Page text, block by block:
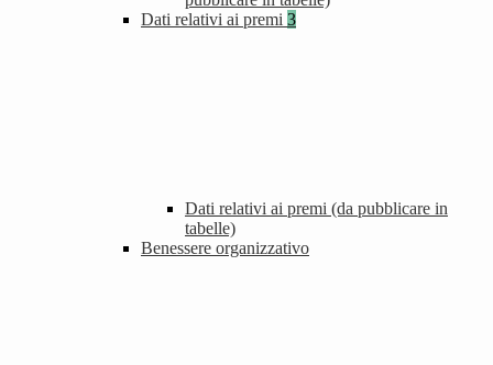
Dati relativi ai premi 3
Dati relativi ai premi (da pubblicare in
tabelle)
Benessere organizzativo